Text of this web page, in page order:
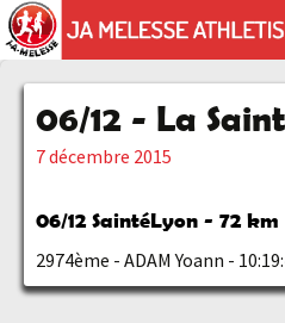
06/12 - La
7 décembre 2015
06/12SaintéLyon - 72 km
2974ème - ADAM Yoann -